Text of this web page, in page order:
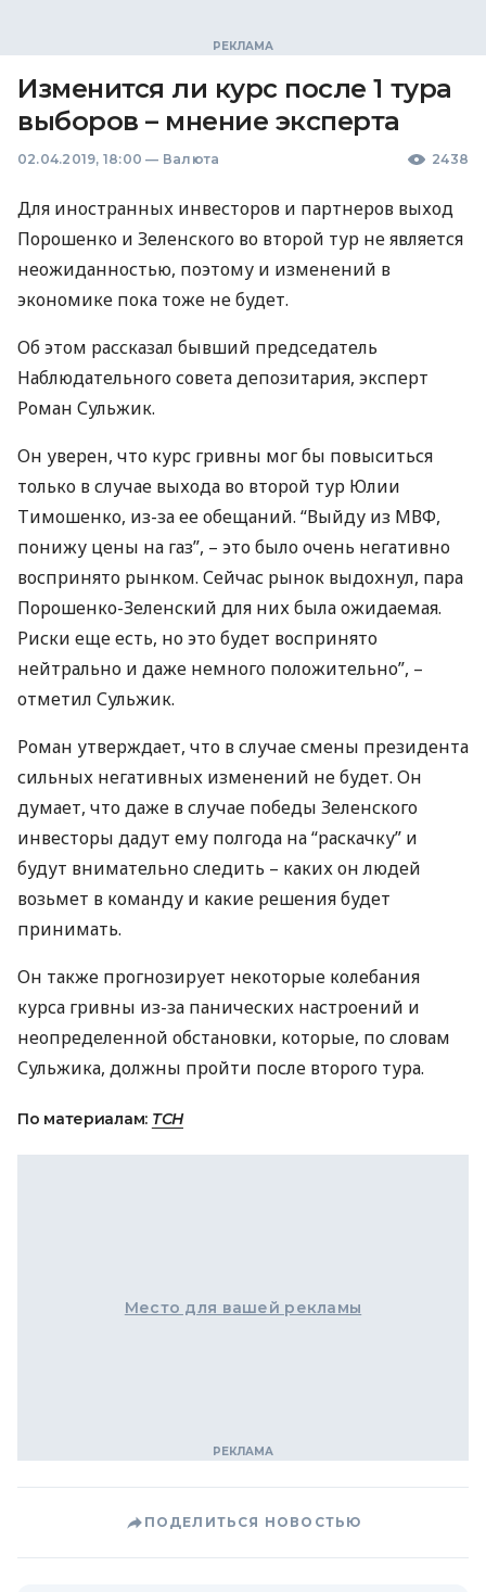
Изменится ли курс после 1 тура
выборов – мнение эксперта
02.04.2019, 18:00 — Валюта 2438
Для иностранных инвесторов и партнеров выход
Порошенко и Зеленского во второй тур не является
неожиданностью, поэтому и изменений в
экономике пока тоже не будет.
Об этом рассказал бывший председатель
Наблюдательного совета депозитария, эксперт
Роман Сульжик.
Он уверен, что курс гривны мог бы повыситься
только в случае выхода во второй тур Юлии
Тимошенко, из-за ее обещаний. “Выйду из МВФ,
понижу цены на газ”, – это было очень негативно
воспринято рынком. Сейчас рынок выдохнул, пара
Порошенко-Зеленский для них была ожидаемая.
Риски еще есть, но это будет воспринято
нейтрально и даже немного положительно”, –
отметил Сульжик.
Роман утверждает, что в случае смены президента
сильных негативных изменений не будет. Он
думает, что даже в случае победы Зеленского
инвесторы дадут ему полгода на “раскачку” и
будут внимательно следить – каких он людей
возьмет в команду и какие решения будет
принимать.
Он также прогнозирует некоторые колебания
курса гривны из-за панических настроений и
неопределенной обстановки, которые, по словам
Сульжика, должны пройти после второго тура.
По материалам: ТСН
Место для вашей рекламы
ПОДЕЛИТЬСЯ НОВОСТЬЮ